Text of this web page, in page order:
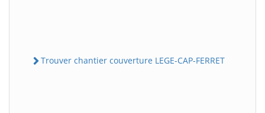
Trouver chantier couverture LEGE-CAP-FERRET